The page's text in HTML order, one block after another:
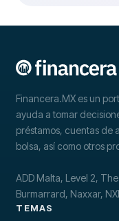
Financera.MX es un
ayuda a tomar
préstamos, cuentas de
bolsa, así como otros
ADD Malta, Level 2,
Burmarrard, Naxxar,
TEMAS